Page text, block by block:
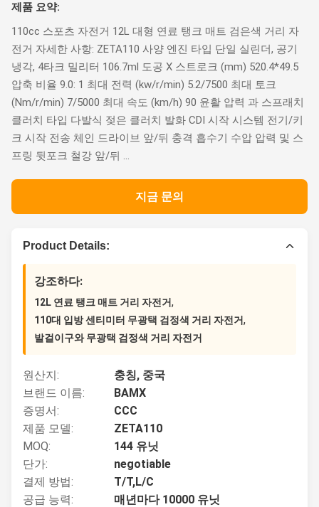
제품 요약:
110cc 스포츠 자전거 12L 대형 연료 탱크 매트 검은색 거리 자
전거 자세한 사항: ZETA110 사양 엔진 타입 단일 실린더, 공기
냉각, 4타크 밀리터 106.7ml 도공 X 스트로크 (mm) 520.4*49.5
압축 비율 9.0: 1 최대 전력 (kw/r/min) 5.2/7500 최대 토크
(Nm/r/min) 7/5000 최대 속도 (km/h) 90 윤활 압력 과 스프래치
클러치 타입 다발식 젖은 클러치 발화 CDI 시작 시스템 전기/키
크 시작 전송 체인 드라이브 앞/뒤 충격 흡수기 수압 압력 및 스
프링 뒷포크 철강 앞/뒤 ...
지금 문의
Product Details:
강조하다:
12L 연료 탱크 매트 거리 자전거,
110대 입방 센티미터 무광택 검정색 거리 자전거,
발걸이구와 무광택 검정색 거리 자전거
원산지:
충칭, 중국
브랜드 이름:
BAMX
증명서:
CCC
제품 모델:
ZETA110
MOQ:
144 유닛
단가:
negotiable
결제 방법:
T/T,L/C
공급 능력:
매년마다 10000 유닛